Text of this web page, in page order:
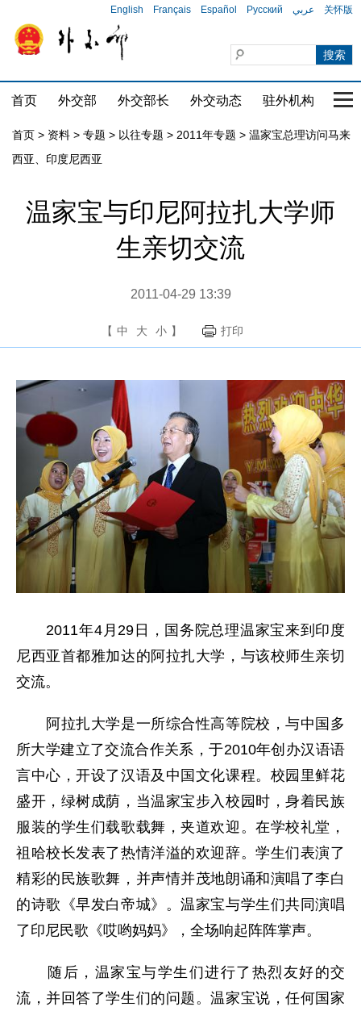
English Français Español Русский عربي 关怀版
首页 外交部 外交部长 外交动态 驻外机构 国
首页 > 资料 > 专题 > 以往专题 > 2011年专题 > 温家宝总理访问马来
西亚、印度尼西亚
温家宝与印尼阿拉扎大学师
生亲切交流
2011-04-29 13:39
【 中 大 小 】 打印
2011年4月29日，国务院总理温家宝来到印度
尼西亚首都雅加达的阿拉扎大学，与该校师生亲切
交流。
阿拉扎大学是一所综合性高等院校，与中国多
所大学建立了交流合作关系，于2010年创办汉语语
言中心，开设了汉语及中国文化课程。校园里鲜花
盛开，绿树成荫，当温家宝步入校园时，身着民族
服装的学生们载歌载舞，夹道欢迎。在学校礼堂，
祖哈校长发表了热情洋溢的欢迎辞。学生们表演了
精彩的民族歌舞，并声情并茂地朗诵和演唱了李白
的诗歌《早发白帝城》。温家宝与学生们共同演唱
了印尼民歌《哎哟妈妈》，全场响起阵阵掌声。
随后，温家宝与学生们进行了热烈友好的交
流，并回答了学生们的问题。温家宝说，任何国家